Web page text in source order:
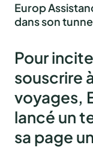
Europ
dans son
Pour
souscrire
voyages,
lancé un
sa page